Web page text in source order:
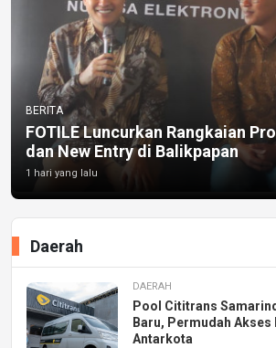
BERITA
FOTILE Luncurkan Rangkaian
dan New Entry di Balikpapan
1 hari yang lalu
Daerah
DAERAH
Pool Cititrans
Baru, Permudah Akses
Antarkota